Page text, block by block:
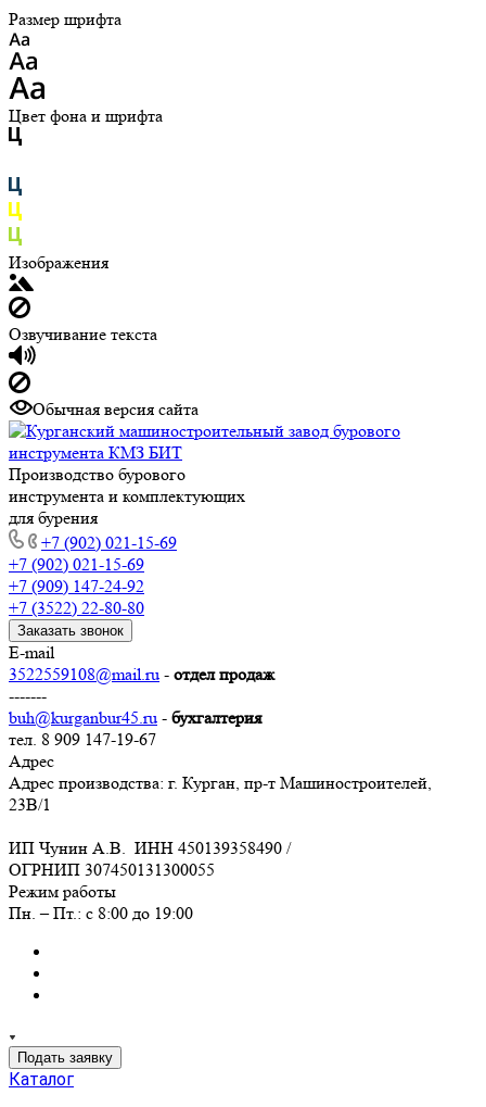
Размер шрифта
Цвет фона и шрифта
Изображения
Озвучивание текста
Обычная версия сайта
Производство бурового
инструмента и комплектующих
для бурения
+7 (902) 021-15-69
+7 (902) 021-15-69
+7 (909) 147-24-92
+7 (3522) 22-80-80
Заказать звонок
E-mail
3522559108@mail.ru - отдел продаж
-------
buh@kurganbur45.ru - бухгалтерия
тел. 8 909 147-19-67
Адрес
Адрес производства: г. Курган, пр-т Машиностроителей,
23В/1
ИП Чунин А.В. ИНН 450139358490 /
ОГРНИП 307450131300055
Режим работы
Пн. – Пт.: с 8:00 до 19:00
Подать заявку
Каталог